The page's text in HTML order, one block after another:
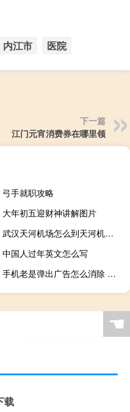
内江市 医院
下一篇
江门元宵消费券在哪里领
弓手就职攻略
大年初五迎财神讲解图片
武汉天河机场怎么到天河机场地铁站
中国人过年英文怎么写
手机老是弹出广告怎么消除 手机频繁出现广告怎样解决
☚
载